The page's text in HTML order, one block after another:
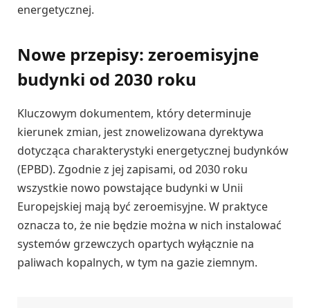
energetycznej.
Nowe przepisy: zeroemisyjne
budynki od 2030 roku
Kluczowym dokumentem, który determinuje
kierunek zmian, jest znowelizowana dyrektywa
dotycząca charakterystyki energetycznej budynków
(EPBD). Zgodnie z jej zapisami, od 2030 roku
wszystkie nowo powstające budynki w Unii
Europejskiej mają być zeroemisyjne. W praktyce
oznacza to, że nie będzie można w nich instalować
systemów grzewczych opartych wyłącznie na
paliwach kopalnych, w tym na gazie ziemnym.